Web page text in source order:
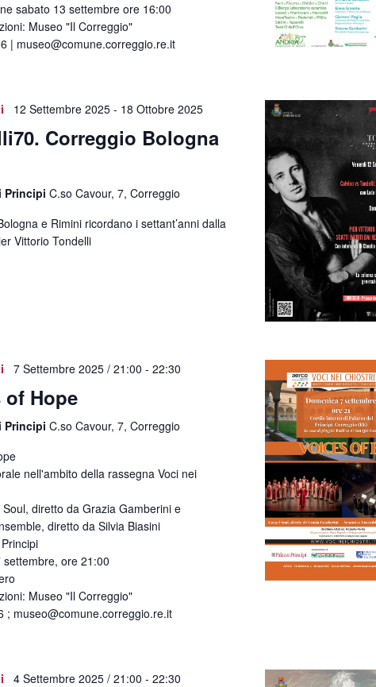
sabato 13 settembre ore 16:00
Museo "Il Correggio"
| museo@comune.correggio.re.it
12 Settembre 2025 - 18 Ottobre 2025
Correggio Bologna
Principi C.so Cavour, 7, Correggio
e Rimini ricordano i settant’anni dalla
Vittorio Tondelli
7 Settembre 2025 / 21:00 - 22:30
of Hope
Principi C.so Cavour, 7, Correggio
nell'ambito della rassegna Voci nei
diretto da Grazia Gamberini e
diretto da Silvia Biasini
settembre, ore 21:00
Museo "Il Correggio"
; museo@comune.correggio.re.it
4 Settembre 2025 / 21:00 - 22:30